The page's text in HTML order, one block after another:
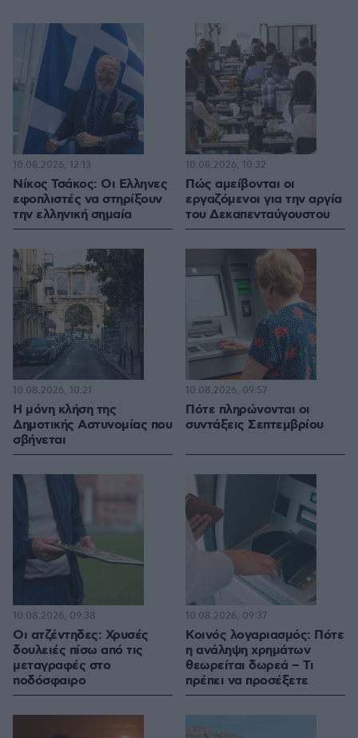
Νίκος Τσάκος: Οι Ελληνες
εφοπλιστές να στηρίξουν
την ελληνική σημαία
10.08.2026, 12:13
Πώς αμείβονται οι
εργαζόμενοι για την αργία
του Δεκαπενταύγουστου
10.08.2026, 10:32
Η μόνη κλήση της
Δημοτικής Αστυνομίας που
σβήνεται
10.08.2026, 10:21
Πότε πληρώνονται οι
συντάξεις Σεπτεμβρίου
10.08.2026, 09:57
Οι ατζέντηδες: Χρυσές
δουλειές πίσω από τις
μεταγραφές στο
ποδόσφαιρο
10.08.2026, 09:38
Κοινός λογαριασμός: Πότε
η ανάληψη χρημάτων
θεωρείται δωρεά – Τι
πρέπει να προσέξετε
10.08.2026, 09:37